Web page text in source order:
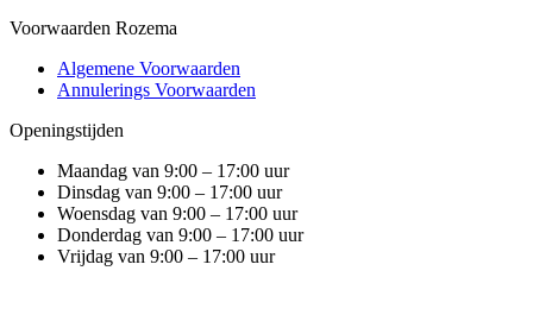
Voorwaarden Rozema
Algemene Voorwaarden
Annulerings Voorwaarden
Openingstijden
Maandag van 9:00 – 17:00 uur
Dinsdag van 9:00 – 17:00 uur
Woensdag van 9:00 – 17:00 uur
Donderdag van 9:00 – 17:00 uur
Vrijdag van 9:00 – 17:00 uur